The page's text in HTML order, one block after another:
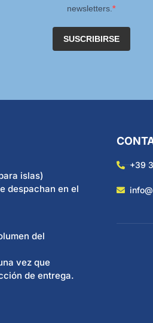
newsletters.
SUSCRIBIRSE
islas)
despachan en el
del
vez que
de entrega.
+39